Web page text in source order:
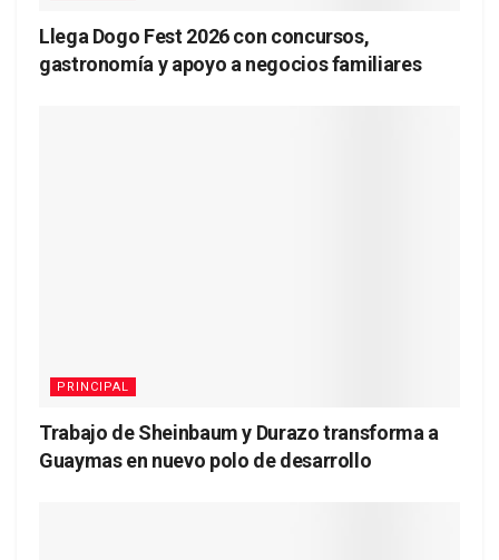
Llega Dogo Fest 2026 con concursos,
gastronomía y apoyo a negocios familiares
PRINCIPAL
Trabajo de Sheinbaum y Durazo transforma a
Guaymas en nuevo polo de desarrollo